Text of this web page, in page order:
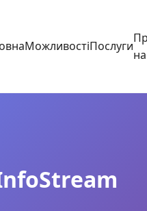
МожливостіПослуги